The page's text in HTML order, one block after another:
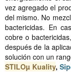
vez agregado el
del mismo. No
bactericidas. En
cobre o
después de la
solución con un
STILOµ Kuality,